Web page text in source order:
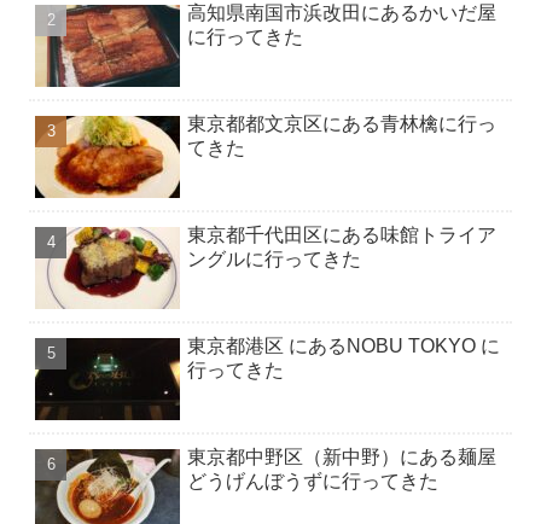
高知県南国市浜改田にあるかいだ屋
に行ってきた
東京都都文京区にある青林檎に行っ
てきた
東京都千代田区にある味館トライア
ングルに行ってきた
東京都港区 にあるNOBU TOKYO に
行ってきた
東京都中野区（新中野）にある麺屋
どうげんぼうずに行ってきた